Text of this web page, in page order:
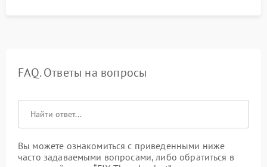
FAQ. Ответы на вопросы
Вы можете ознакомиться с приведенными ниже
часто задаваемыми вопросами, либо обратиться в